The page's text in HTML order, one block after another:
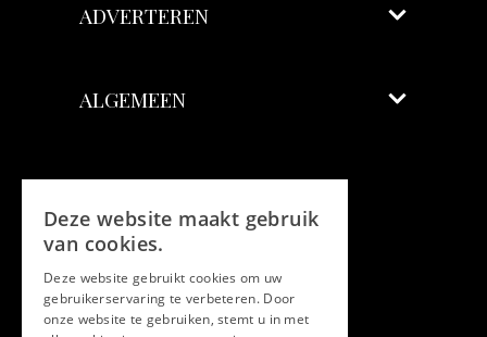
ADVERTEREN
ALGEMEEN
Facebook
Twitter
Deze website maakt gebruik
van cookies.
Deze website gebruikt cookies om uw
gebruikerservaring te verbeteren. Door
onze website te gebruiken, stemt u in met